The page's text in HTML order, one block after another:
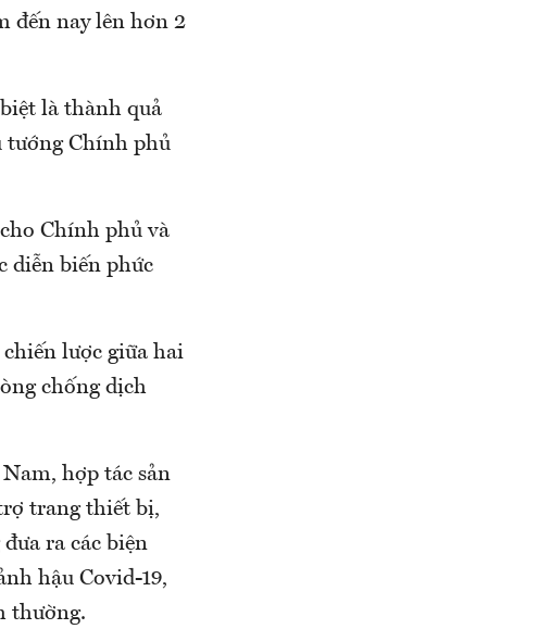
đến nay lên hơn 2
là thành quả
tướng Chính phủ
Chính phủ và
diễn biến phức
lược giữa hai
chống dịch
hợp tác sản
trang thiết bị,
ra các biện
hậu Covid-19,
thường.